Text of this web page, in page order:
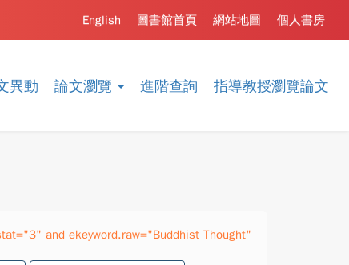
異動 論文瀏覽 進階查詢 指導教授瀏覽論文
個人書房
網站地圖
圖書館首頁
English
and ekeyword.raw="Buddhist Thought"